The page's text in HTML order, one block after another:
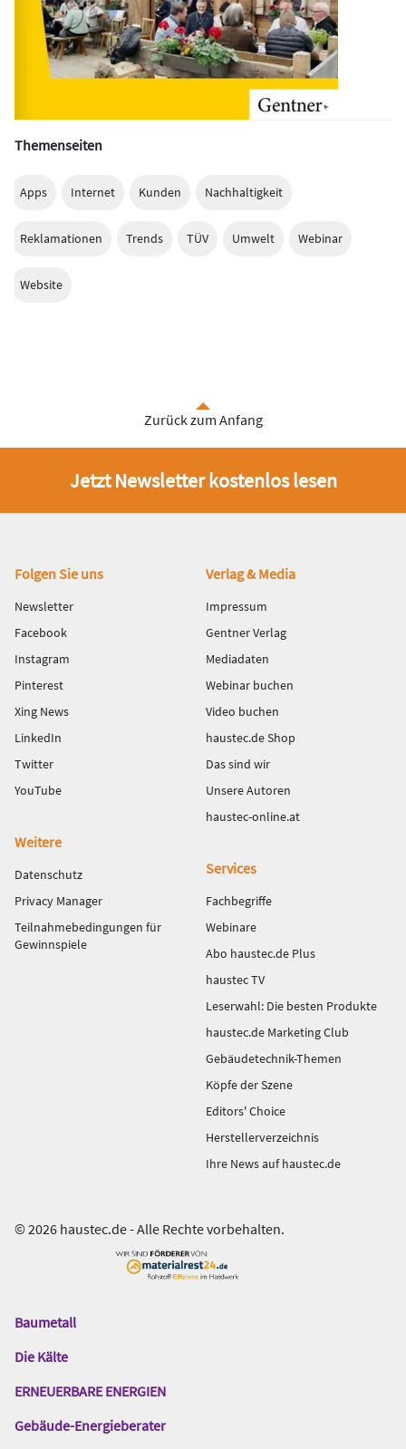
Themenseiten
Apps Internet Kunden Nachhaltigkeit
Reklamationen Trends TÜV Umwelt Webinar
Website
Zurück zum Anfang
Jetzt Newsletter kostenlos lesen
Fußbereich
Folgen Sie uns
Newsletter
Facebook
Instagram
Pinterest
Xing News
LinkedIn
Twitter
YouTube
Verlag & Media
Impressum
Gentner Verlag
Mediadaten
Webinar buchen
Video buchen
haustec.de Shop
Das sind wir
Unsere Autoren
haustec-online.at
Weitere
Datenschutz
Privacy Manager
Teilnahmebedingungen für
Gewinnspiele
Services
Fachbegriffe
Webinare
Abo haustec.de Plus
haustec TV
Leserwahl: Die besten Produkte
haustec.de Marketing Club
Gebäudetechnik-Themen
Köpfe der Szene
Editors' Choice
Herstellerverzeichnis
Ihre News auf haustec.de
© 2026 haustec.de - Alle Rechte vorbehalten.
Das
Gentner
Baumetall
Die Kälte
ERNEUERBARE ENERGIEN
Gebäude-Energieberater